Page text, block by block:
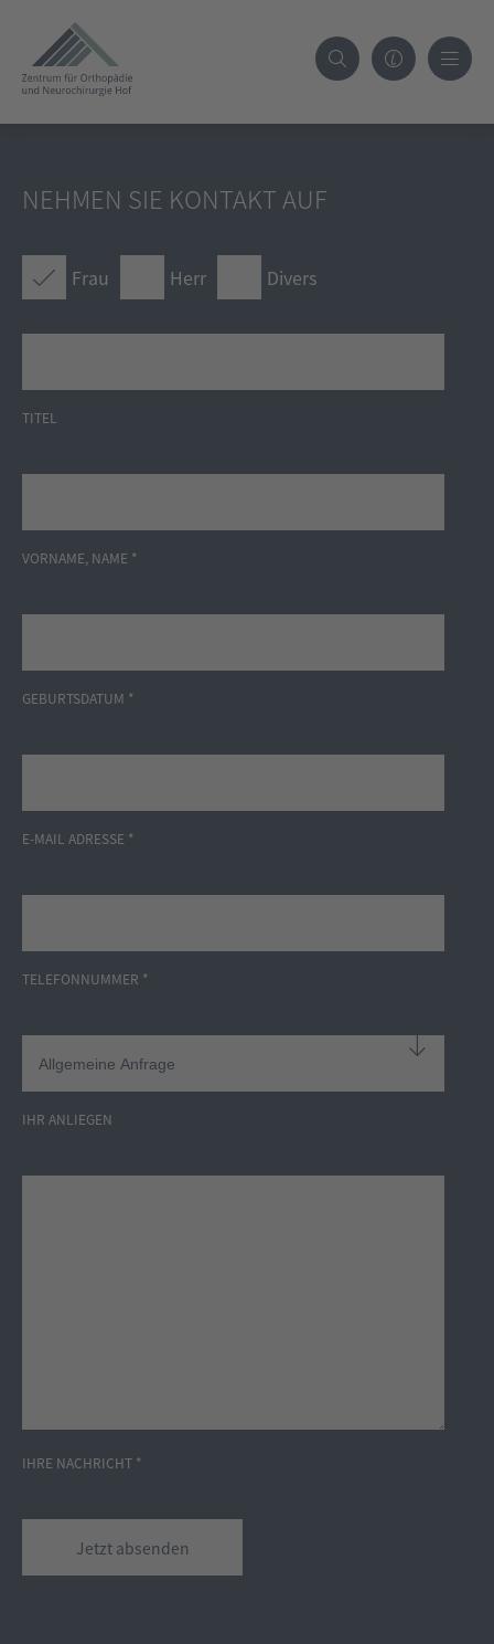
NEHMEN SIE KONTAKT AUF
Frau Herr Divers
TITEL
VORNAME, NAME *
GEBURTSDATUM *
E-MAIL ADRESSE *
TELEFONNUMMER *
IHR ANLIEGEN
IHRE NACHRICHT *